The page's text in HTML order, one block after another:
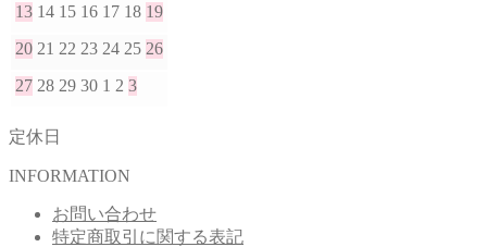
13 14 15 16 17 18 19
20 21 22 23 24 25 26
27 28 29 30 1 2 3
定休日
INFORMATION
お問い合わせ
特定商取引に関する表記